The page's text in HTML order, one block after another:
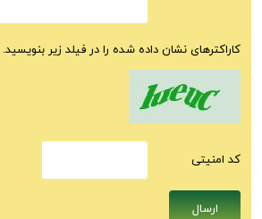
کاراکترهای نشان داده شده را در فیلد زیر بنویسید.
كد امنيتى